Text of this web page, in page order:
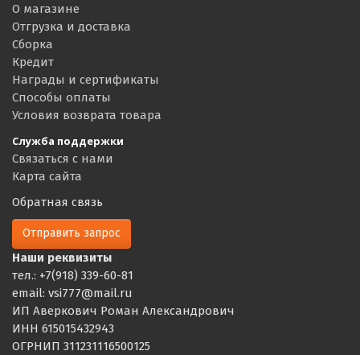
О магазине
Отгрузка и доставка
Сборка
Кредит
Награды и сертификаты
Способы оплаты
Условия возврата товара
Служба поддержки
Связаться с нами
Карта сайта
Обратная связь
Отправить запрос
Наши реквизиты
тел.: +7(918) 339-60-81
email: vsi777@mail.ru
ИП Аверкович Роман Александрович
ИНН 615015432943
ОГРНИП 311231116500125